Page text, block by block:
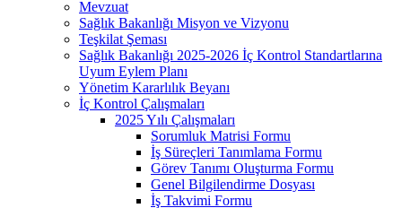
Mevzuat
Sağlık Bakanlığı Misyon ve Vizyonu
Teşkilat Şeması
Sağlık Bakanlığı 2025-2026 İç Kontrol Standartlarına
Uyum Eylem Planı
Yönetim Kararlılık Beyanı
İç Kontrol Çalışmaları
2025 Yılı Çalışmaları
Sorumluk Matrisi Formu
İş Süreçleri Tanımlama Formu
Görev Tanımı Oluşturma Formu
Genel Bilgilendirme Dosyası
İş Takvimi Formu